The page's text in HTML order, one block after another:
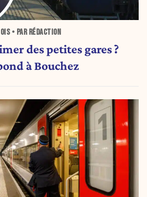
• PAR RÉDACTION
des petites gares ?
à Bouchez